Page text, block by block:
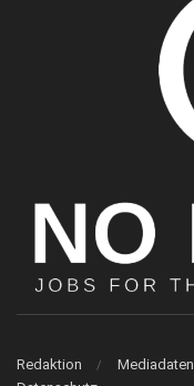
Redaktion Mediadaten